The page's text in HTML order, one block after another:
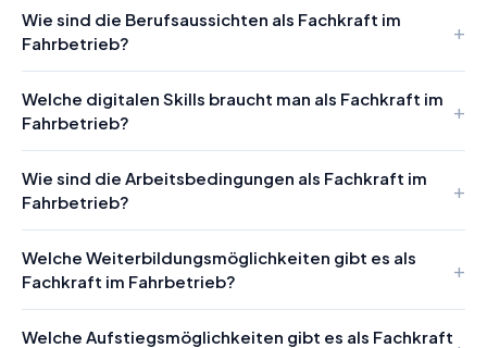
Wie sind die Berufsaussichten als Fachkraft im
Fahrbetrieb?
Welche digitalen Skills braucht man als Fachkraft im
Fahrbetrieb?
Wie sind die Arbeitsbedingungen als Fachkraft im
Fahrbetrieb?
Welche Weiterbildungsmöglichkeiten gibt es als
Fachkraft im Fahrbetrieb?
Welche Aufstiegsmöglichkeiten gibt es als Fachkraft